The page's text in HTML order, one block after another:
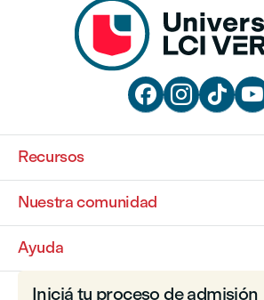
   
Recursos
Nuestra comunidad
Ayuda
Iniciá tu proceso de admisión